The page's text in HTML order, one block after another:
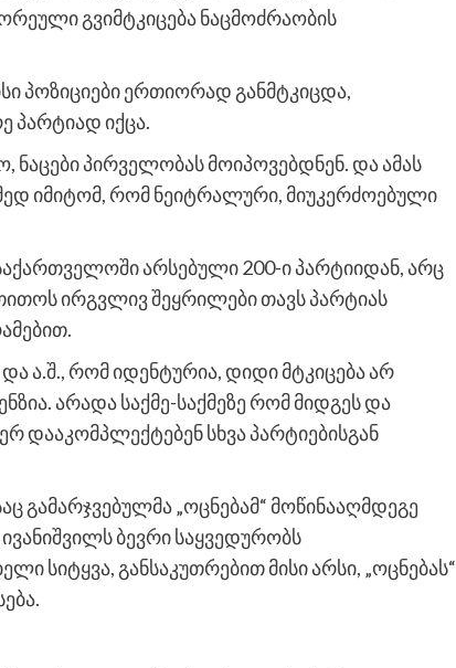
გვიმტკიცება ნაცმოძრაობის
პოზიციები ერთიორად განმტკიცდა,
პარტიად იქცა.
ნაცები პირველობას მოიპოვებდნენ. და ამას
იმიტომ, რომ ნეიტრალური, მიუკერძოებული
არსებული 200-ი პარტიიდან, არც
ირგვლივ შეყრილები თავს პარტიას
ა.შ., რომ იდენტურია, დიდი მტკიცება არ
არადა საქმე-საქმეზე რომ მიდგეს და
დააკომპლექტებენ სხვა პარტიებისგან
გამარჯვებულმა „ოცნებამ“ მოწინააღმდეგე
ივანიშვილს ბევრი საყვედურობს
სიტყვა, განსაკუთრებით მისი არსი, „ოცნებას“